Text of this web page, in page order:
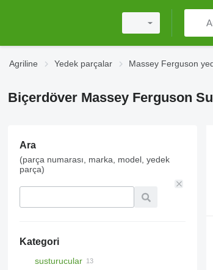
Agriline Yedek parçalar Massey Ferguson
Biçerdöver Massey Ferguson
Ara
(parça numarası, marka, model, yedek
parça)
Kategori
susturucular